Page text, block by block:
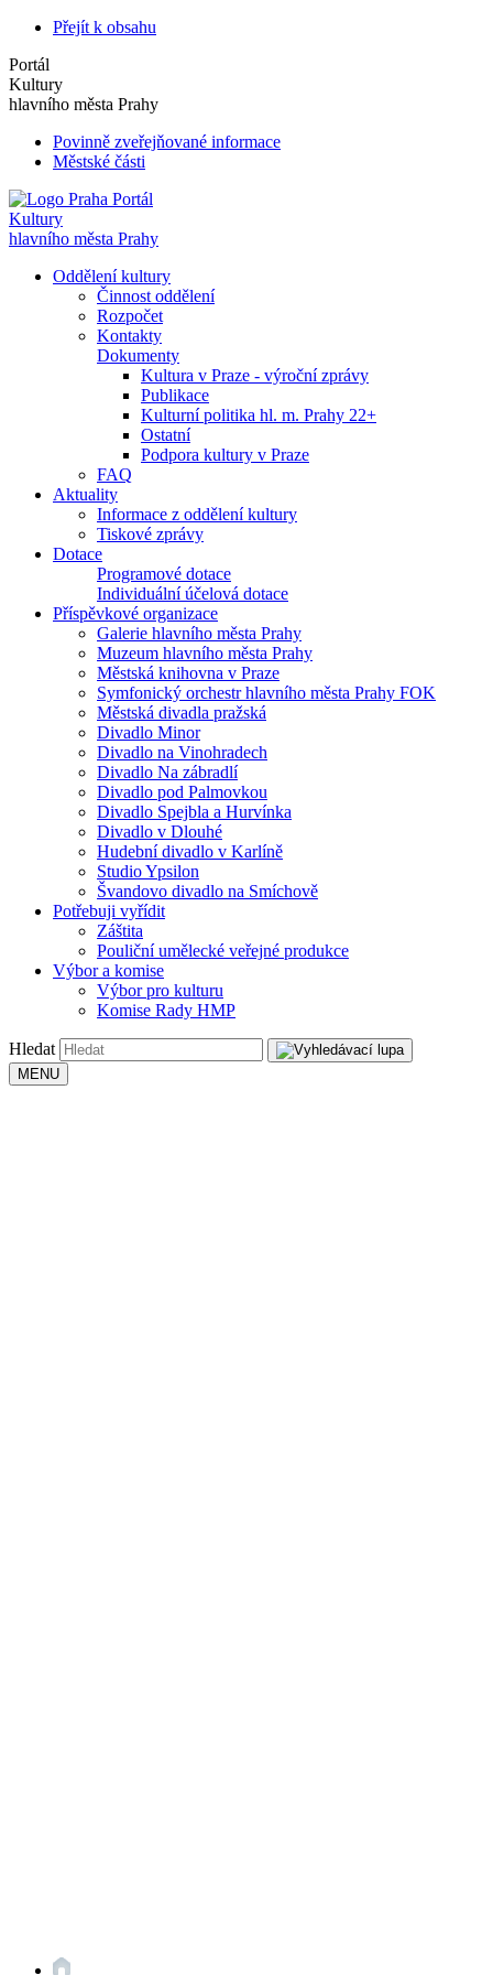
Přejít k obsahu
Portál
Kultury
hlavního města Prahy
Povinně zveřejňované informace
Městské části
Portál
Kultury
hlavního města Prahy
Oddělení kultury
Činnost oddělení
Rozpočet
Kontakty
Dokumenty
Kultura v Praze - výroční zprávy
Publikace
Kulturní politika hl. m. Prahy 22+
Ostatní
Podpora kultury v Praze
FAQ
Aktuality
Informace z oddělení kultury
Tiskové zprávy
Dotace
Programové dotace
Individuální účelová dotace
Příspěvkové organizace
Galerie hlavního města Prahy
Muzeum hlavního města Prahy
Městská knihovna v Praze
Symfonický orchestr hlavního města Prahy FOK
Městská divadla pražská
Divadlo Minor
Divadlo na Vinohradech
Divadlo Na zábradlí
Divadlo pod Palmovkou
Divadlo Spejbla a Hurvínka
Divadlo v Dlouhé
Hudební divadlo v Karlíně
Studio Ypsilon
Švandovo divadlo na Smíchově
Potřebuji vyřídit
Záštita
Pouliční umělecké veřejné produkce
Výbor a komise
Výbor pro kulturu
Komise Rady HMP
Hledat
MENU